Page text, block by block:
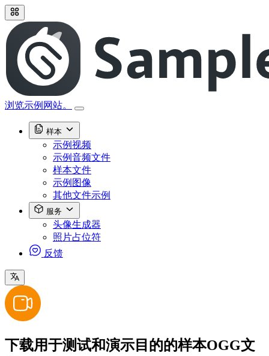
浏览示例网站。
样本
示例视频
示例音频文件
样本文件
示例图像
其他文件示例
服务
头像生成器
照片占位符
反馈
下载用于测试和演示目的的样本OGG文